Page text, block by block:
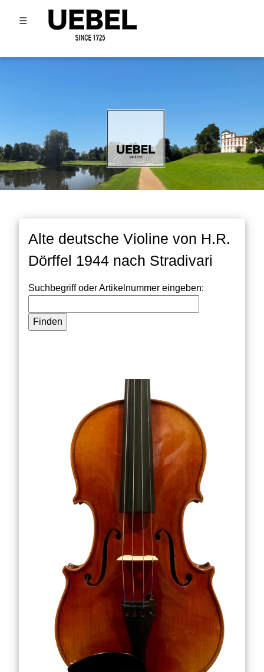
☰
Alte deutsche Violine von H.R.
Dörffel 1944 nach Stradivari
Suchbegriff oder Artikelnummer eingeben: